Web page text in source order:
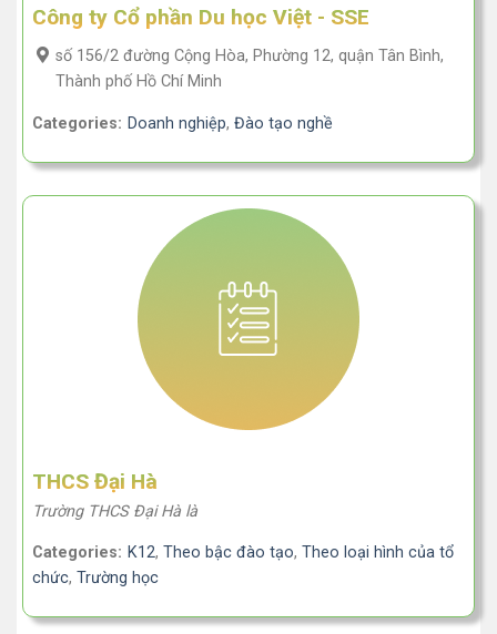
Công ty Cổ phần Du học Việt - SSE
số 156/2 đường Cộng Hòa, Phường 12, quận Tân Bình,
Thành phố Hồ Chí Minh
Categories: Doanh nghiệp, Đào tạo nghề
THCS Đại Hà
Trường THCS Đại Hà là
Categories: K12, Theo bậc đào tạo, Theo loại hình của tổ
chức, Trường học